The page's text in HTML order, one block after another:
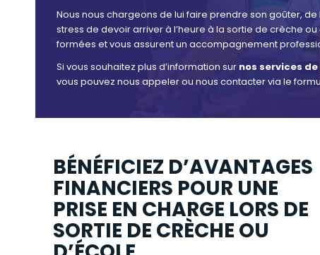
Nous nous chargeons de lui faire prendre son goûter,
stress de devoir arriver à l’heure à la sortie de crèche
formées et vous assurent un accompagnement
Si vous souhaitez plus d’information sur nos services
vous pouvez nous appeler ou nous contacter via le
BÉNÉFICIEZ D’AVANTAGES
FINANCIERS POUR UNE
PRISE EN CHARGE LORS DE
SORTIE DE CRÈCHE OU